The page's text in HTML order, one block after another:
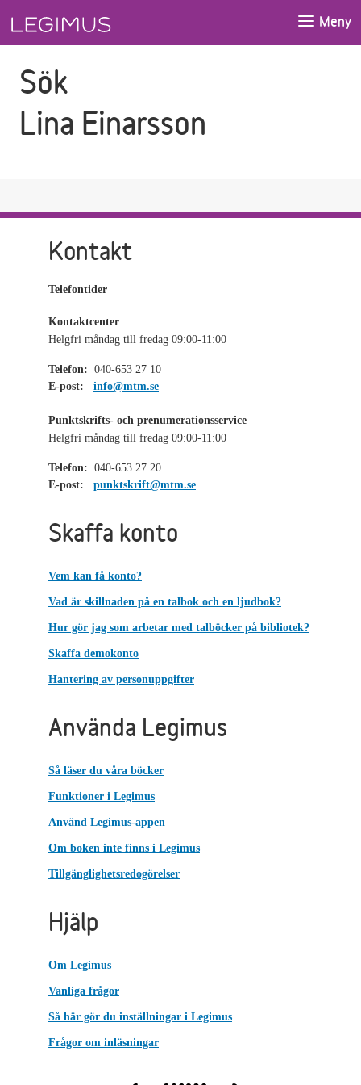
Meny
Sök
Lina Einarsson
Kontakt
Telefontider
Kontaktcenter
Helgfri måndag till fredag 09:00-11:00
Telefon: 040-653 27 10
E-post:
info@mtm.se
Punktskrifts- och prenumerationsservice
Helgfri måndag till fredag 09:00-11:00
Telefon: 040-653 27 20
E-post:
punktskrift@mtm.se
Skaffa konto
Vem kan få konto?
Vad är skillnaden på en talbok och en ljudbok?
Hur gör jag som arbetar med talböcker på bibliotek?
Skaffa demokonto
Hantering av personuppgifter
Använda Legimus
Så läser du våra böcker
Funktioner i Legimus
Använd Legimus-appen
Om boken inte finns i Legimus
Tillgänglighetsredogörelser
Hjälp
Om Legimus
Vanliga frågor
Så här gör du inställningar i Legimus
Frågor om inläsningar